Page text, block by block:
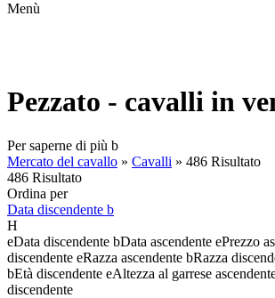
Menù
Pezzato - cavalli in
Per saperne di più b
Mercato del cavallo » Cavalli » 486 Risultato
486 Risultato
Ordina per
Data discendente b
H
eData discendente bData ascendente ePrezzo
discendente eRazza ascendente bRazza
bEtà discendente eAltezza al garrese
discendente